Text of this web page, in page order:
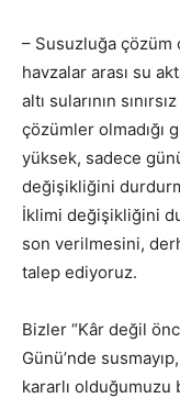
– Susuzluğa
havzalar arası su
altı sularının
çözümler olmadığı
yüksek, sadece
değişikliğini
İklimi değişikliğini
son verilmesini,
talep ediyoruz.
Bizler “Kâr değil
Günü’nde
kararlı